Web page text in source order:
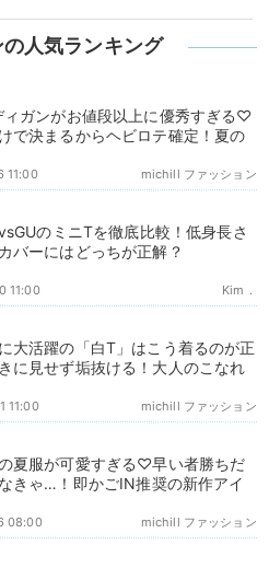
人気ランキング
ィガンがお値段以上に優秀すぎる♡
で決まるからヘビロテ確定！夏の
michill ファッション
11:00
のミニTを徹底比較！低身長さ
バーにはどっちが正解？
Kim．
11:00
大活躍の「白T」はこう着るのが正
に見せず垢抜ける！大人のこなれ
michill ファッション
11:00
夏服が可愛すぎる♡早い者勝ちだ
きゃ…！即かごIN推奨の新作アイ
michill ファッション
08:00